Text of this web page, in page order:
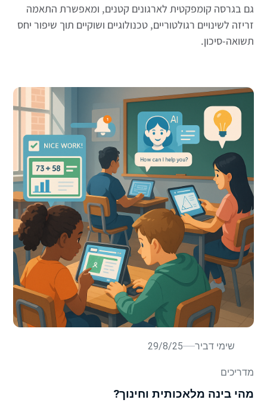
גם בגרסה קומפקטית לארגונים קטנים, ומאפשרת התאמה
זריזה לשינויים רגולטוריים, טכנולוגיים ושוקיים תוך שיפור יחס
תשואה-סיכון.
שימי דביר 29/8/25
מדריכים
מהי בינה מלאכותית וחינוך?